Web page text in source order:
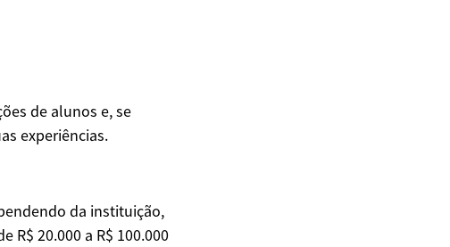
de alunos e, se
experiências.
da instituição,
R$ 20.000 a R$ 100.000